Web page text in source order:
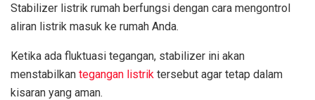
Stabilizer listrik rumah berfungsi dengan cara mengontrol
aliran listrik masuk ke rumah Anda.
Ketika ada fluktuasi tegangan, stabilizer ini akan
menstabilkan tegangan listrik tersebut agar tetap dalam
kisaran yang aman.